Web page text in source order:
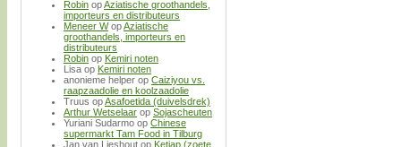
Robin opAziatische groothandels,
importeurs en distributeurs
Meneer WopAziatische
groothandels, importeurs en
distributeurs
Robin op Kemiri noten
Lisa op Kemiri noten
anonieme helper op Caiziyou vs.
raapzaadolie en koolzaadolie
Truus opAsafoetida (duivelsdrek)
Arthur Wetselaar op Sojascheuten
Yuriani Sudarmo op Chinese
supermarkt Tam Food in Tilburg
Jan van Lieshout op Ketjap (zoete